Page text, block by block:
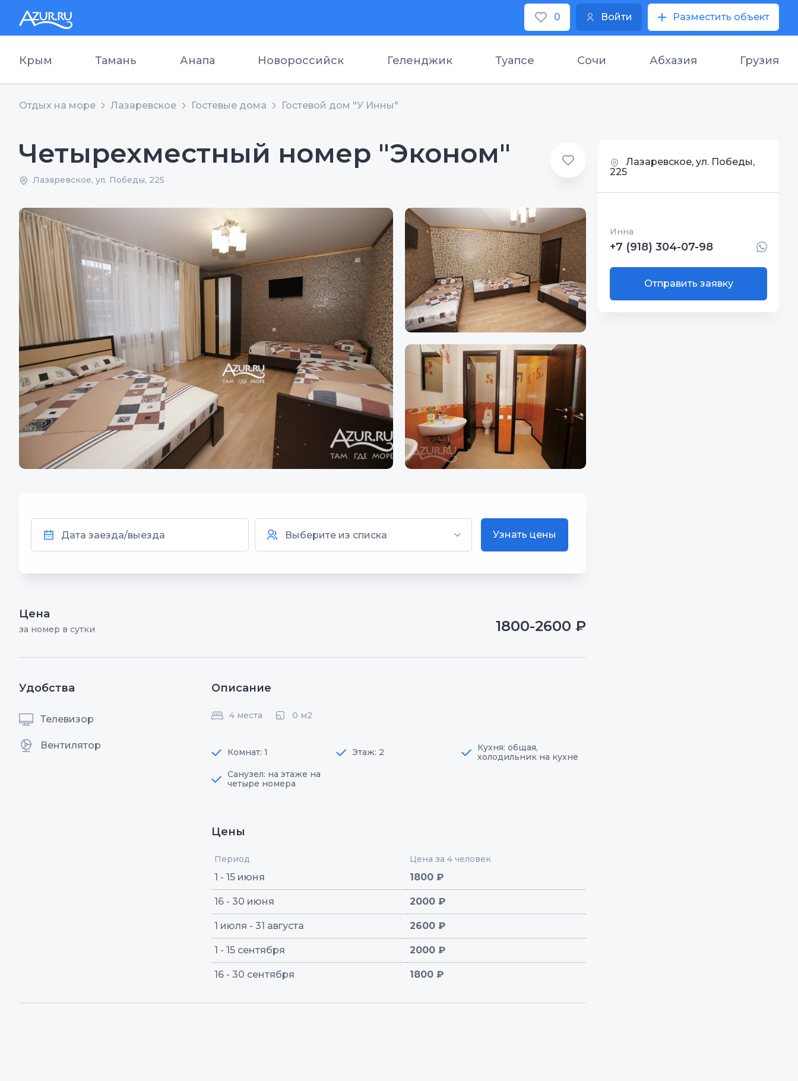
0 Войти Разместить объект
Крым Тамань Анапа Новороссийск Геленджик Туапсе Сочи Абхазия Грузия
Отдых на море Лазаревское Гостевые дома Гостевой дом "У Инны"
Четырехместный номер "Эконом"
Лазаревское, ул. Победы, 225
Узнать цены
Цена
за номер в сутки 1800-2600 ₽
Удобства
Телевизор
Вентилятор
Описание
4 места 0 м2
Комнат: 1 Этаж: 2
Кухня: общая,
холодильник на кухне
Санузел: на этаже на
четыре номера
Цены
Период Цена за 4 человек
1 - 15 июня 1800 ₽
16 - 30 июня 2000 ₽
1 июля - 31 августа 2600 ₽
1 - 15 сентября 2000 ₽
16 - 30 сентября 1800 ₽
Лазаревское, ул. Победы,
225
Инна
+7 (918) 304-07-98
Отправить заявку